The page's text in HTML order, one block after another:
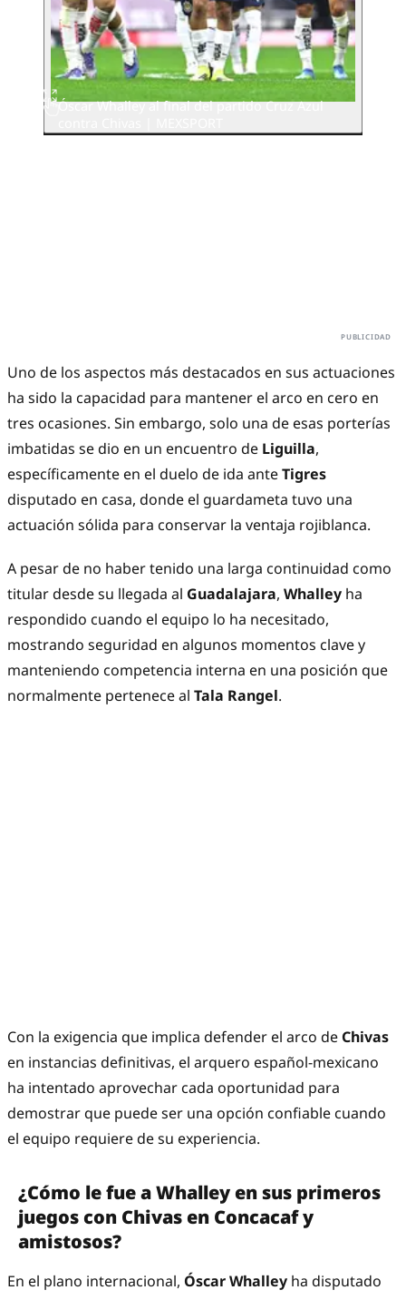
Óscar Whalley al final del partido Cruz Azul
Uno de los aspectos más destacados en sus actuaciones
ha sido la capacidad para mantener el arco en cero en
tres ocasiones. Sin embargo, solo una de esas porterías
imbatidas se dio en un encuentro de Liguilla,
específicamente en el duelo de ida anteTigres
disputado en casa, donde el guardameta tuvo una
actuación sólida para conservar la ventaja rojiblanca.
A pesar de no haber tenido una larga continuidad como
titular desde su llegada al Guadalajara, Whalley ha
respondido cuando el equipo lo ha necesitado,
mostrando seguridad en algunos momentos clave y
manteniendo competencia interna en una posición que
normalmente pertenece al Tala Rangel.
Con la exigencia que implica defender el arco de Chivas
en instancias definitivas, el arquero español-mexicano
ha intentado aprovechar cada oportunidad para
demostrar que puede ser una opción confiable cuando
el equipo requiere de su experiencia.
¿Cómo le fue a Whalley en sus primeros
juegos con Chivas en Concacaf y
amistosos?
En el plano internacional, Óscar Whalley ha disputado